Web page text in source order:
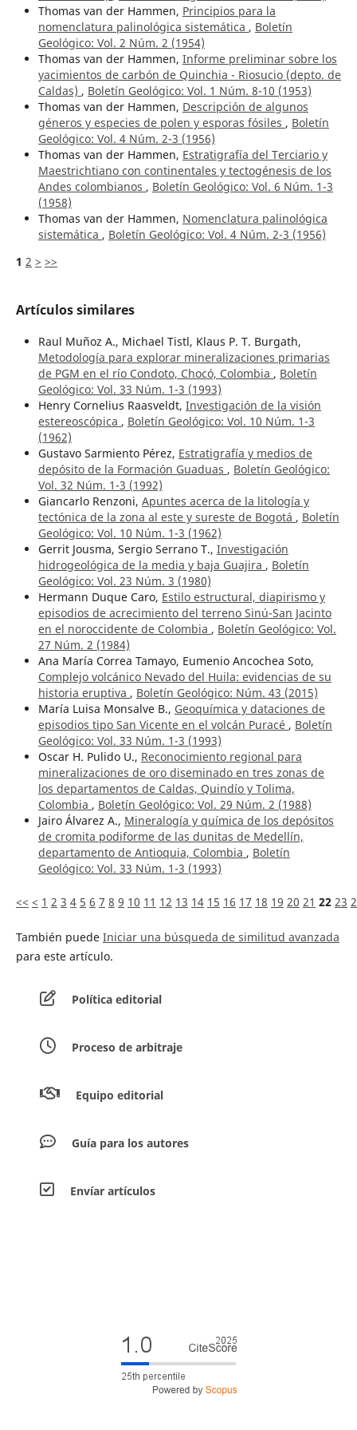
Thomas van der Hammen, Principios para la
nomenclatura palinológica sistemática , Boletín
Geológico: Vol. 2 Núm. 2 (1954)
Thomas van der Hammen, Informe preliminar sobre los
yacimientos de carbón de Quinchia - Riosucio (depto. de
Caldas) , Boletín Geológico: Vol. 1 Núm. 8-10 (1953)
Thomas van der Hammen, Descripción de algunos
géneros y especies de polen y esporas fósiles , Boletín
Geológico: Vol. 4 Núm. 2-3 (1956)
Thomas van der Hammen, Estratigrafía del Terciario y
Maestrichtiano con continentales y tectogénesis de los
Andes colombianos , Boletín Geológico: Vol. 6 Núm. 1-3
(1958)
Thomas van der Hammen, Nomenclatura palinológica
sistemática , Boletín Geológico: Vol. 4 Núm. 2-3 (1956)
1 2 > >>
Artículos similares
Raul Muñoz A., Michael Tistl, Klaus P. T. Burgath,
Metodología para explorar mineralizaciones primarias
de PGM en el río Condoto, Chocó, Colombia , Boletín
Geológico: Vol. 33 Núm. 1-3 (1993)
Henry Cornelius Raasveldt, Investigación de la visión
estereoscópica , Boletín Geológico: Vol. 10 Núm. 1-3
(1962)
Gustavo Sarmiento Pérez, Estratigrafía y medios de
depósito de la Formación Guaduas , Boletín Geológico:
Vol. 32 Núm. 1-3 (1992)
Giancarlo Renzoni, Apuntes acerca de la litología y
tectónica de la zona al este y sureste de Bogotá , Boletín
Geológico: Vol. 10 Núm. 1-3 (1962)
Gerrit Jousma, Sergio Serrano T., Investigación
hidrogeológica de la media y baja Guajira , Boletín
Geológico: Vol. 23 Núm. 3 (1980)
Hermann Duque Caro, Estilo estructural, diapirismo y
episodios de acrecimiento del terreno Sinú-San Jacinto
en el noroccidente de Colombia , Boletín Geológico: Vol.
27 Núm. 2 (1984)
Ana María Correa Tamayo, Eumenio Ancochea Soto,
Complejo volcánico Nevado del Huila: evidencias de su
historia eruptiva , Boletín Geológico: Núm. 43 (2015)
María Luisa Monsalve B., Geoquímica y dataciones de
episodios tipo San Vicente en el volcán Puracé , Boletín
Geológico: Vol. 33 Núm. 1-3 (1993)
Oscar H. Pulido U., Reconocimiento regional para
mineralizaciones de oro diseminado en tres zonas de
los departamentos de Caldas, Quindío y Tolima,
Colombia , Boletín Geológico: Vol. 29 Núm. 2 (1988)
Jairo Álvarez A., Mineralogía y química de los depósitos
de cromita podiforme de las dunitas de Medellín,
departamento de Antioquia, Colombia , Boletín
Geológico: Vol. 33 Núm. 1-3 (1993)
<< < 1 2 3 4 5 6 7 8 9 10 11 12 13 14 15 16 17 18 19 20 21 22 23
También puede Iniciar una búsqueda de similitud avanzada
para este artículo.
Política editorial
Proceso de arbitraje
Equipo editorial
Guía para los autores
Envíar artículos